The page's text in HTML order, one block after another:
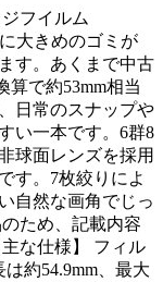
フイルム
大きめのゴミが
す。あくまで中古
算で約53mm相当
日常のスナップや
い一本です。6群8
球面レンズを採用
す。7枚絞りによ
自然な画角でじっ
ため、記載内容
な仕様】 フィル
約54.9mm、最大